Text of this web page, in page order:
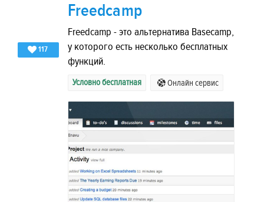
117
Freedcamp
Freedcamp - это альтернатива Basecamp,
у которого есть несколько бесплатных
функций.
Условно бесплатная Онлайн сервис